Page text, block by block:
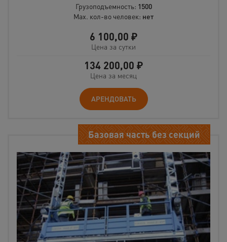
Грузоподъемность: 1500
Max. кол-во человек: нет
6 100,00 ₽
Цена за сутки
134 200,00 ₽
Цена за месяц
АРЕНДОВАТЬ
Базовая часть без секций